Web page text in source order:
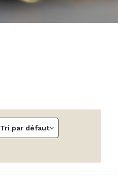
Tri par défaut